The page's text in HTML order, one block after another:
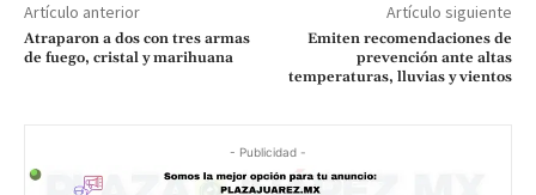
Artículo anterior
Atraparon a dos con tres armas
de fuego, cristal y marihuana
Artículo siguiente
Emiten recomendaciones de
prevención ante altas
temperaturas, lluvias y vientos
- Publicidad -